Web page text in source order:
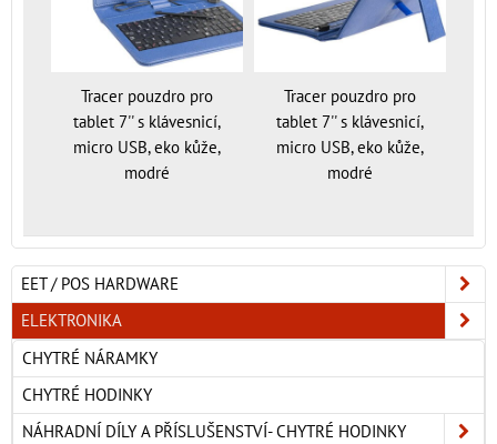
Tracer pouzdro pro
tablet 7'' s klávesnicí,
micro USB, eko kůže,
modré
Tracer pouzdro pro
tablet 7'' s klávesnicí,
micro USB, eko kůže,
modré
EET / POS HARDWARE
ELEKTRONIKA
CHYTRÉ NÁRAMKY
CHYTRÉ HODINKY
NÁHRADNÍ DÍLY A PŘÍSLUŠENSTVÍ- CHYTRÉ HODINKY